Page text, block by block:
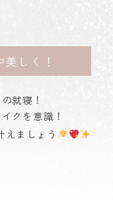
しく！
就寝！
クを意識！
えましょう